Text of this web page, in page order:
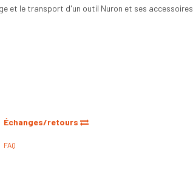
et le transport d'un outil Nuron et ses accessoires
Échanges/retours
FAQ